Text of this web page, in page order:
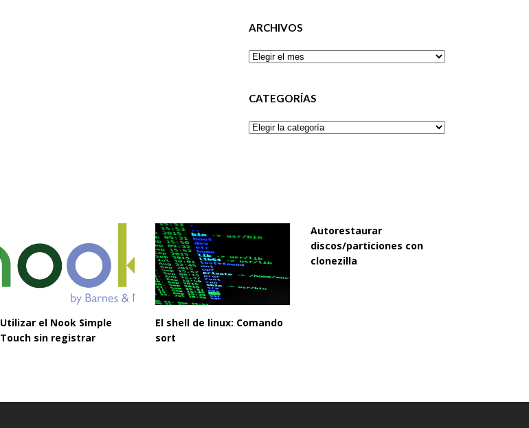
ARCHIVOS
Archivos
CATEGORÍAS
Categorías
Utilizar el Nook Simple
Touch sin registrar
El shell de linux: Comando
sort
Autorestaurar
discos/particiones con
clonezilla